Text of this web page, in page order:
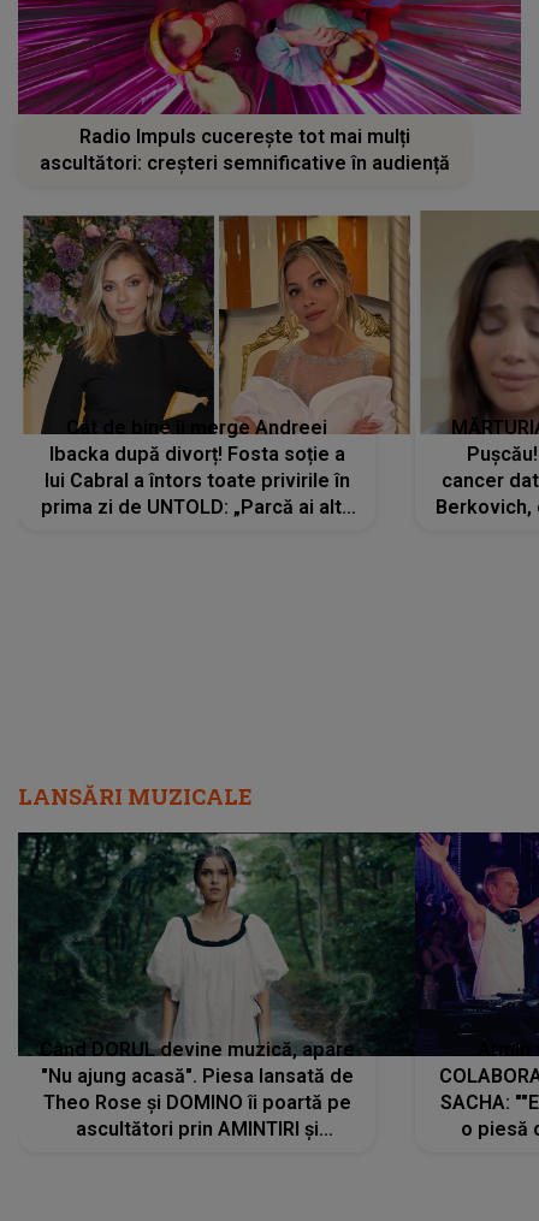
Radio Impuls cucerește tot mai mulți
ascultători: creșteri semnificative în audiență
Cât de bine îi merge Andreei
Ibacka după divorț! Fosta soție a
lui Cabral a întors toate privirile în
prima zi de UNTOLD: „Parcă ai altă
cancer
Berkovich,
LANSĂRI MUZICALE
Când DORUL devine muzică, apare
"Nu ajung acasă". Piesa lansată de
Theo Rose și DOMINO îi poartă pe
ascultători prin AMINTIRI și
SACHA:
o piesă